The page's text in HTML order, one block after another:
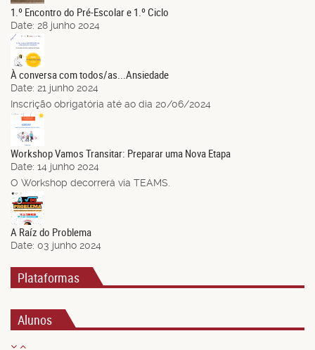
1.º Encontro do Pré-Escolar e 1.º Ciclo
Date: 28 junho 2024
21
Jun.
À conversa com todos/as...Ansiedade
Date: 21 junho 2024
Inscrição obrigatória até ao dia 20/06/2024
Jun.
Workshop Vamos Transitar: Preparar uma Nova Etapa
Date: 14 junho 2024
O Workshop decorrerá via TEAMS.
03
Jun.
A Raíz do Problema
Date: 03 junho 2024
Plataformas
Alunos